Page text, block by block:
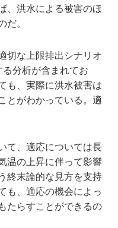
、洪水による被害のほ
だ。
切な上限排出シナリオ
る分析が含まれてお
も、実際に洪水被害は
とがわかっている。適
て、適応については長
温の上昇に伴って影響
終末論的な見方を支持
も、適応の機会によっ
たらすことができるの